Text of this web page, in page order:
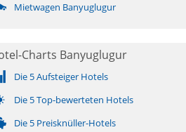
Mietwagen Banyuglugur
Charts Banyuglugur
Die 5 Aufsteiger Hotels
Die 5 Top-bewerteten Hotels
Die 5 Preisknüller-Hotels